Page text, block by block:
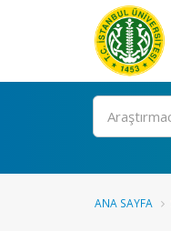
Ara
ANA SAYFA